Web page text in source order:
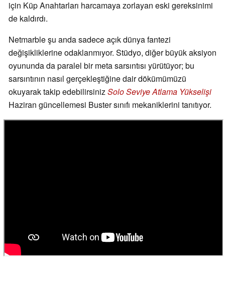
için Küp Anahtarları harcamaya zorlayan eski gereksinimi
de kaldırdı.
Netmarble şu anda sadece açık dünya fantezi
değişikliklerine odaklanmıyor. Stüdyo, diğer büyük aksiyon
oyununda da paralel bir meta sarsıntısı yürütüyor; bu
sarsıntının nasıl gerçekleştiğine dair dökümümüzü
okuyarak takip edebilirsinizSolo Seviye Atlama Yükselişi
Haziran güncellemesi Buster sınıfı mekaniklerini tanıtıyor.